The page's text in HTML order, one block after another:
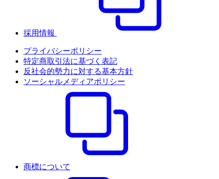
採用情報
プライバシーポリシー
特定商取引法に基づく表記
反社会的勢力に対する基本方針
ソーシャルメディアポリシー
商標について